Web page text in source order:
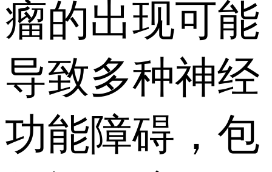
瘤的出现可能
导致多种神经
功能障碍，包